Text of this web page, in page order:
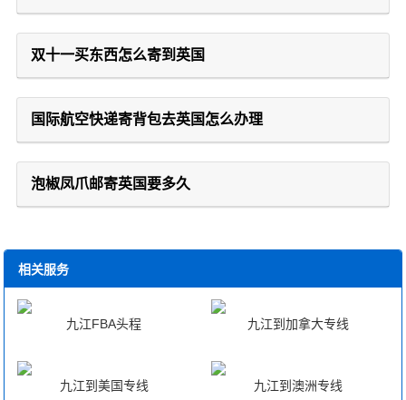
双十一买东西怎么寄到英国
国际航空快递寄背包去英国怎么办理
泡椒凤爪邮寄英国要多久
相关服务
九江FBA头程 九江到加拿大专线
九江到美国专线 九江到澳洲专线